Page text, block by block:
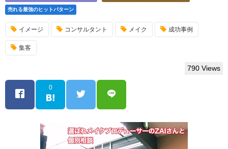
売れる最強のヒットパターン
イメージ コンサルタント メイク 成功事例
集客
790 Views
0